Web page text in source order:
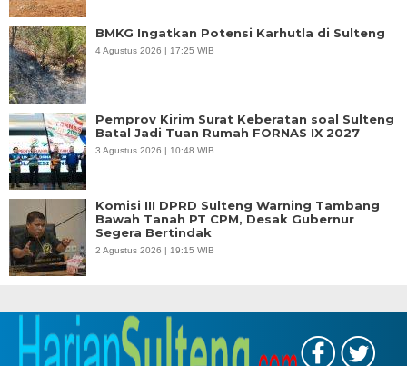
BMKG Ingatkan Potensi Karhutla di Sulteng
4 Agustus 2026 | 17:25 WIB
Pemprov Kirim Surat Keberatan soal Sulteng
Batal Jadi Tuan Rumah FORNAS IX 2027
3 Agustus 2026 | 10:48 WIB
Komisi III DPRD Sulteng Warning Tambang
Bawah Tanah PT CPM, Desak Gubernur
Segera Bertindak
2 Agustus 2026 | 19:15 WIB